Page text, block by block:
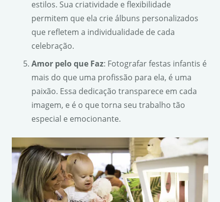
estilos. Sua criatividade e flexibilidade
permitem que ela crie álbuns personalizados
que refletem a individualidade de cada
celebração.
Amor pelo que Faz: Fotografar festas infantis é
mais do que uma profissão para ela, é uma
paixão. Essa dedicação transparece em cada
imagem, e é o que torna seu trabalho tão
especial e emocionante.